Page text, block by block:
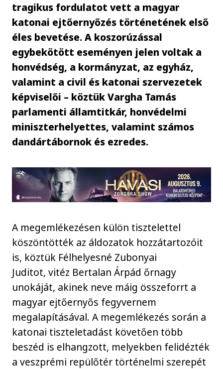
tragikus fordulatot vett a magyar
katonai ejtőernyőzés történetének első
éles bevetése. A koszorúzással
egybekötött eseményen jelen voltak a
honvédség, a kormányzat, az egyház,
valamint a civil és katonai szervezetek
képviselői – köztük Vargha Tamás
parlamenti államtitkár, honvédelmi
miniszterhelyettes, valamint számos
dandártábornok és ezredes.
A megemlékezésen külön tisztelettel
köszöntötték az áldozatok hozzátartozóit
is, köztük Félhelyesné Zubonyai
Juditot, vitéz Bertalan Árpád őrnagy
unokáját, akinek neve máig összeforrt a
magyar ejtőernyős fegyvernem
megalapításával. A megemlékezés során a
katonai tiszteletadást követően több
beszéd is elhangzott, melyekben felidézték
a veszprémi repülőtér történelmi szerepét